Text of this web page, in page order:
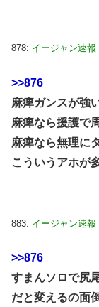
878: イージャン速報
>>876
麻痺ガンスが強
麻痺なら援護で
麻痺なら無理に
こういうアホが
883: イージャン速報
>>876
すまんソロで尻
だと変えるの面